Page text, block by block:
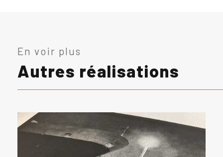
En voir plus
Autres réalisations